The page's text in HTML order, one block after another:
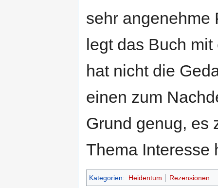
sehr angenehme
legt das Buch
hat nicht die
einen zum
Grund genug, es
Thema Interesse
Kategorien: Heidentum Rezensionen